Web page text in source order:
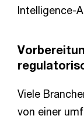
Intelligence-
Viele
von einer